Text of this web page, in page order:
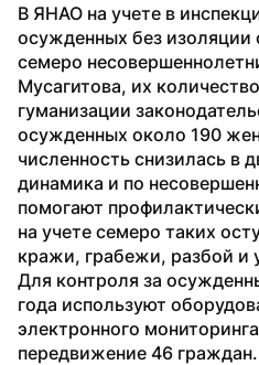
В ЯНАО на учете в
осужденных без изоляции
семеро
Мусагитова, их
гуманизации
осужденных около 190
численность снизилась в
динамика и по
помогают
на учете семеро таких
кражи, грабежи, разбой и
Для контроля за
года используют
электронного
передвижение 46 граждан.